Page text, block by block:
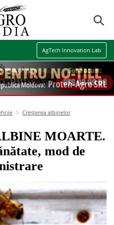
⚲
AgTech Innovation Lab
Creșterea albinelor
MOARTE.
mod de